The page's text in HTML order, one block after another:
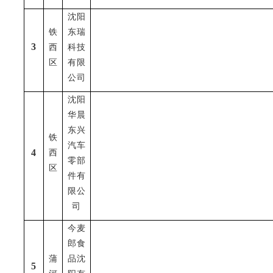
3
铁
西
区
沈阳
东瑞
科技
有限
公司
4
铁
西
区
沈阳
华晨
东兴
汽车
零部
件有
限公
司
5
蒲
今麦
郎食
品沈